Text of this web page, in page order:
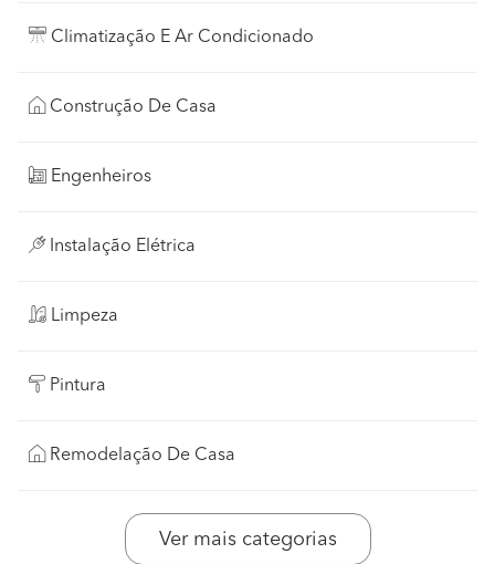
Climatização E Ar Condicionado
Construção De Casa
Engenheiros
Instalação Elétrica
Limpeza
Pintura
Remodelação De Casa
Ver mais categorias